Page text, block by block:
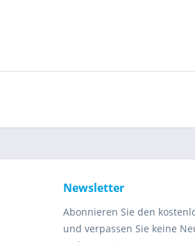
Newsletter
Abonnieren Sie den
und verpassen Sie keine